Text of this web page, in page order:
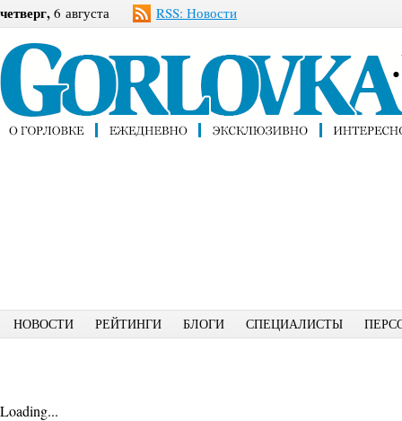
четверг, 6 августа RSS: Новости
НОВОСТИ РЕЙТИНГИ БЛОГИ СПЕЦИАЛИСТЫ
Loading...